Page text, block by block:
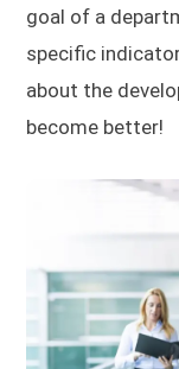
goal of a
specific
about the
become better!